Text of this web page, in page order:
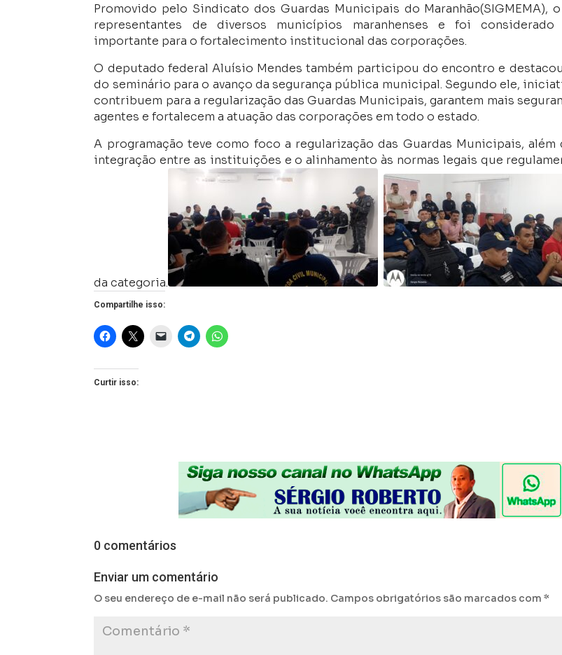
Promovido pelo Sindicato dos Guardas Municipais do Maranhão(SIGMEMA),
representantes de diversos municípios maranhenses e foi considerado
importante para o fortalecimento institucional das corporações.
O deputado federal Aluísio Mendes também participou do encontro e
do seminário para o avanço da segurança pública municipal. Segundo ele,
contribuem para a regularização das Guardas Municipais, garantem mais
agentes e fortalecem a atuação das corporações em todo o estado.
A programação teve como foco a regularização das Guardas Municipais, além
integração entre as instituições e o alinhamento às normas legais que
da categoria.
Compartilhe isso:
Curtir isso:
0 comentários
Enviar um comentário
O seu endereço de e-mail não será publicado. Campos obrigatórios são marcados com*